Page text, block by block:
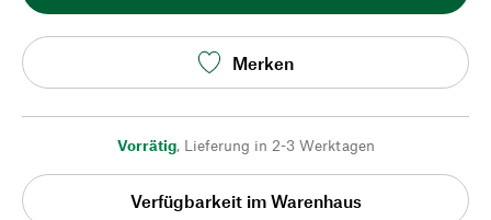
Merken
Vorrätig, Lieferung in 2-3 Werktagen
Verfügbarkeit im Warenhaus